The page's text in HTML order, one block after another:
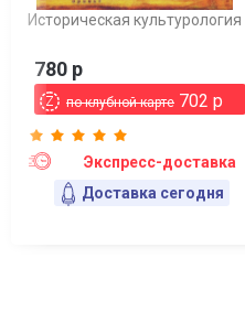
Историческая культурология
780 р
по клубной карте 702 р
Экспресс-доставка
Доставка сегодня